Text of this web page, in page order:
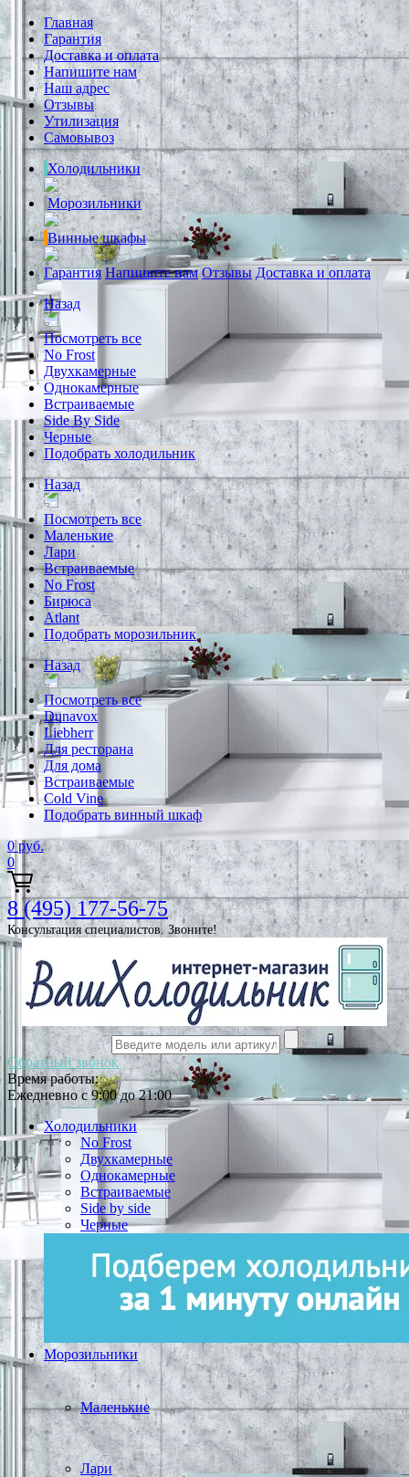
Главная
Гарантия
Доставка и оплата
Напишите нам
Наш адрес
Отзывы
Утилизация
Самовывоз
Холодильники
Морозильники
Винные шкафы
Гарантия Напишите нам Отзывы Доставка и оплата
Назад
Посмотреть все
No Frost
Двухкамерные
Однокамерные
Встраиваемые
Side By Side
Черные
Подобрать холодильник
Назад
Посмотреть все
Маленькие
Лари
Встраиваемые
No Frost
Бирюса
Atlant
Подобрать морозильник
Назад
Посмотреть все
Dunavox
Liebherr
Для ресторана
Для дома
Встраиваемые
Cold Vine
Подобрать винный шкаф
0 руб.
0
8 (495) 177-56-75
Консультация специалистов. Звоните!
Обратный звонок
Время работы:
Ежедневно с 9:00 до 21:00
Холодильники
No Frost
Двухкамерные
Однокамерные
Встраиваемые
Side by side
Черные
Морозильники
Маленькие
Лари